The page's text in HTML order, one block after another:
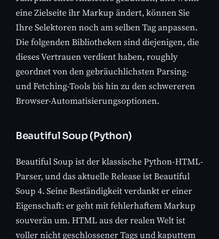
eine Zielseite ihr Markup ändert, können Sie
Ihre Selektoren noch am selben Tag anpassen.
Die folgenden Bibliotheken sind diejenigen, die
dieses Vertrauen verdient haben, roughly
geordnet von den gebräuchlichsten Parsing-
und Fetching-Tools bis hin zu den schwereren
Browser-Automatisierungsoptionen.
Beautiful Soup (Python)
Beautiful Soup ist der klassische Python-HTML-
Parser, und das aktuelle Release ist Beautiful
Soup 4. Seine Beständigkeit verdankt er einer
Eigenschaft: er geht mit fehlerhaftem Markup
souverän um. HTML aus der realen Welt ist
voller nicht geschlossener Tags und kaputtem